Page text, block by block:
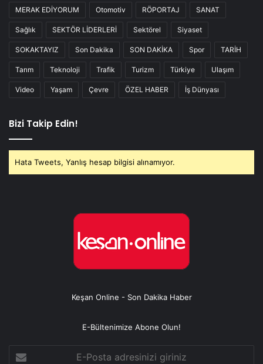
MERAK EDİYORUM Otomotiv RÖPORTAJ SANAT
Sağlık SEKTÖR LİDERLERİ Sektörel Siyaset
SOKAKTAYIZ Son Dakika SON DAKİKA Spor TARİH
Tarım Teknoloji Trafik Turizm Türkiye Ulaşım
Video Yaşam Çevre ÖZEL HABER İş Dünyası
Bizi Takip Edin!
Hata Tweets, Yanlış hesap bilgisi alınamıyor.
Keşan Online - Son Dakika Haber
E-Bültenimize Abone Olun!